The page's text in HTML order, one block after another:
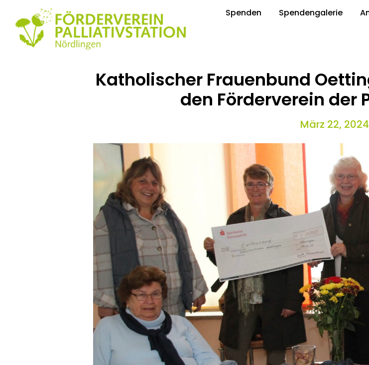
Spenden Spendengalerie
Katholischer Frauenbund
den Förderverein der
März 22, 2024